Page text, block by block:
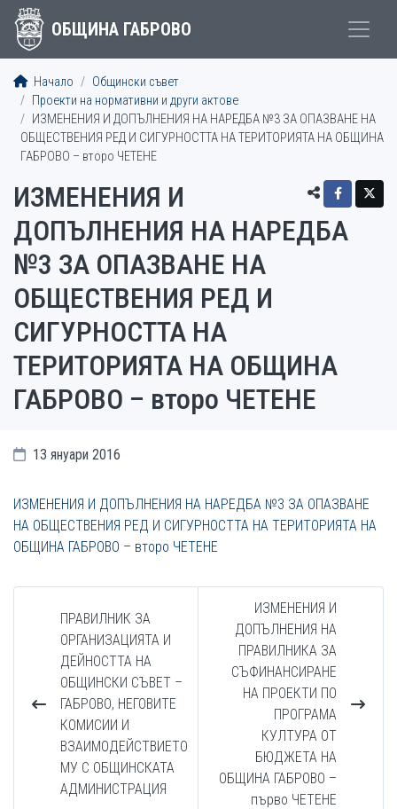
ОБЩИНА ГАБРОВО
Начало
Общински съвет
Проекти на нормативни и други актове
ИЗМЕНЕНИЯ И ДОПЪЛНЕНИЯ НА НАРЕДБА №3 ЗА ОПАЗВАНЕ НА
ОБЩЕСТВЕНИЯ РЕД И СИГУРНОСТТА НА ТЕРИТОРИЯТА НА ОБЩИНА
ГАБРОВО – второ ЧЕТЕНЕ
ИЗМЕНЕНИЯ И
ДОПЪЛНЕНИЯ НА НАРЕДБА
№3 ЗА ОПАЗВАНЕ НА
ОБЩЕСТВЕНИЯ РЕД И
СИГУРНОСТТА НА
ТЕРИТОРИЯТА НА ОБЩИНА
ГАБРОВО – второ ЧЕТЕНЕ
13 януари 2016
ИЗМЕНЕНИЯ И ДОПЪЛНЕНИЯ НА НАРЕДБА №3 ЗА ОПАЗВАНЕ
НА ОБЩЕСТВЕНИЯ РЕД И СИГУРНОСТТА НА ТЕРИТОРИЯТА НА
ОБЩИНА ГАБРОВО – второ ЧЕТЕНЕ
ПРАВИЛНИК ЗА
ОРГАНИЗАЦИЯТА И
ДЕЙНОСТТА НА
ОБЩИНСКИ СЪВЕТ –
ГАБРОВО, НЕГОВИТЕ
КОМИСИИ И
ВЗАИМОДЕЙСТВИЕТО
МУ С ОБЩИНСКАТА
АДМИНИСТРАЦИЯ
ИЗМЕНЕНИЯ И
ДОПЪЛНЕНИЯ НА
ПРАВИЛНИКА ЗА
СЪФИНАНСИРАНЕ
НА ПРОЕКТИ ПО
ПРОГРАМА
КУЛТУРА ОТ
БЮДЖЕТА НА
ОБЩИНА ГАБРОВО –
първо ЧЕТЕНЕ